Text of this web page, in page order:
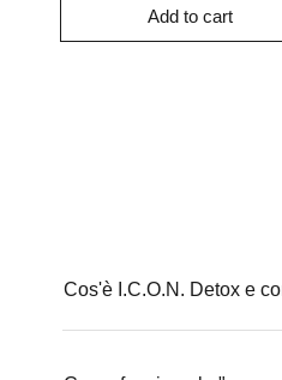
Add to cart
Cos'è I.C.O.N. Detox e